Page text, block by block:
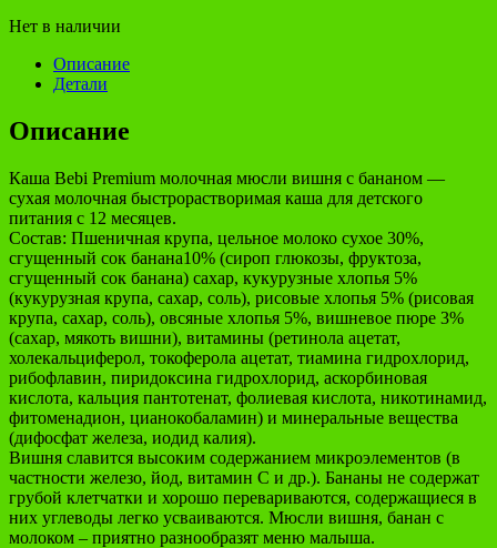
Нет в наличии
Описание
Детали
Описание
Каша Bebi Premium молочная мюсли вишня с бананом —
сухая молочная быстрорастворимая каша для детского
питания с 12 месяцев.
Состав: Пшеничная крупа, цельное молоко сухое 30%,
сгущенный сок банана10% (сироп глюкозы, фруктоза,
сгущенный сок банана) сахар, кукурузные хлопья 5%
(кукурузная крупа, сахар, соль), рисовые хлопья 5% (рисовая
крупа, сахар, соль), овсяные хлопья 5%, вишневое пюре 3%
(сахар, мякоть вишни), витамины (ретинола ацетат,
холекальциферол, токоферола ацетат, тиамина гидрохлорид,
рибофлавин, пиридоксина гидрохлорид, аскорбиновая
кислота, кальция пантотенат, фолиевая кислота, никотинамид,
фитоменадион, цианокобаламин) и минеральные вещества
(дифосфат железа, иодид калия).
Вишня славится высоким содержанием микроэлементов (в
частности железо, йод, витамин С и др.). Бананы не содержат
грубой клетчатки и хорошо перевариваются, содержащиеся в
них углеводы легко усваиваются. Мюсли вишня, банан с
молоком – приятно разнообразят меню малыша.